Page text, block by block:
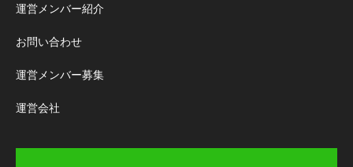
運営メンバー紹介
お問い合わせ
運営メンバー募集
運営会社